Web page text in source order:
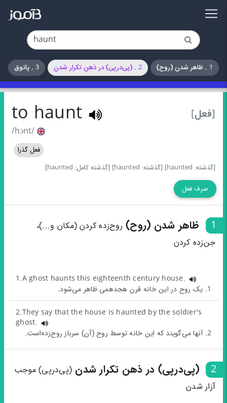
1 . ظاهر شدن (روح) 2 . (پی‌درپی) در ذهن تکرار شدن 3 . پاتوق
[فعل] to haunt
/hɔnt/
فعل گذرا
[گذشته: haunted]
[گذشته: haunted] [گذشته کامل: haunted]
صرف فعل
1 ظاهر شدن (روح) روح‌زده کردن (مکان و...)،
جن‌زده کردن
1.A ghost haunts this eighteenth century house.
1. یک روح در این خانه قرن هجدهمی ظاهر می‌شود.
2.They say that the house is haunted by the soldier's
ghost.
2. آنها می‌گویند که این خانه توسط روح (آن) سرباز روح‌زده‌است.
2 (پی‌درپی) در ذهن تکرار شدن (پی‌درپی) موجب
آزار شدن